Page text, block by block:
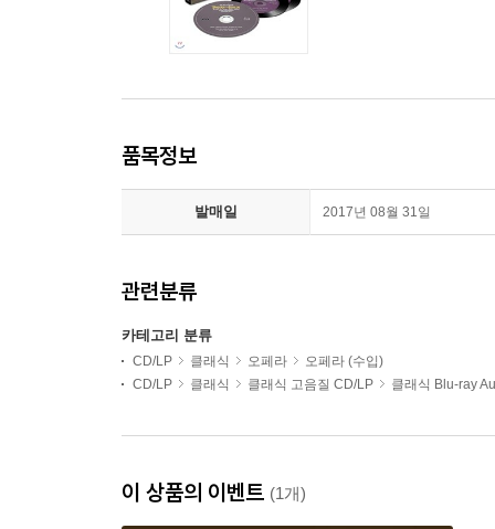
품목정보
발매일 2017년 08월 31일
관련분류
카테고리 분류
CD/LP 클래식 오페라
오페라 (수입)
CD/LP
클래식 클래식 고음질 CD/LP 클래식 Blu-ray
이 상품의 이벤트 (1개)